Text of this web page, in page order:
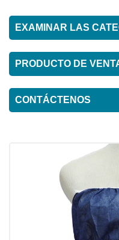
EXAMINAR LAS
PRODUCTO DE
CONTÁCTENOS